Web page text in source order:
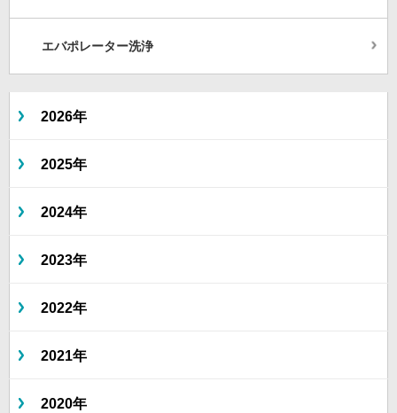
エバポレーター洗浄
2026年
2025年
2024年
2023年
2022年
2021年
2020年